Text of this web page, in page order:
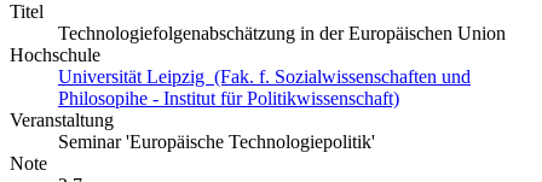
Titel
Technologiefolgenabschätzung in der Europäischen Union
Hochschule
Universität Leipzig (Fak. f. Sozialwissenschaften und
Philosopihe - Institut für Politikwissenschaft)
Veranstaltung
Seminar 'Europäische Technologiepolitik'
Note